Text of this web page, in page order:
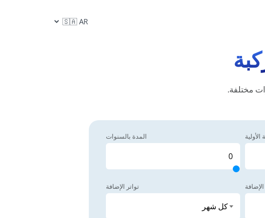
مختلفة.
الأولية المدة بالسنوات
تواتر الإضافة